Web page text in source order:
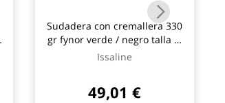
Sudadera con cremallera 330
gr fynor verde / negro talla xl
issaline
Issaline
49,01 €